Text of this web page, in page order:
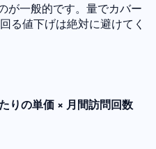
が一般的です。量でカバー
る値下げは絶対に避けてく
りの単価 × 月間訪問回数